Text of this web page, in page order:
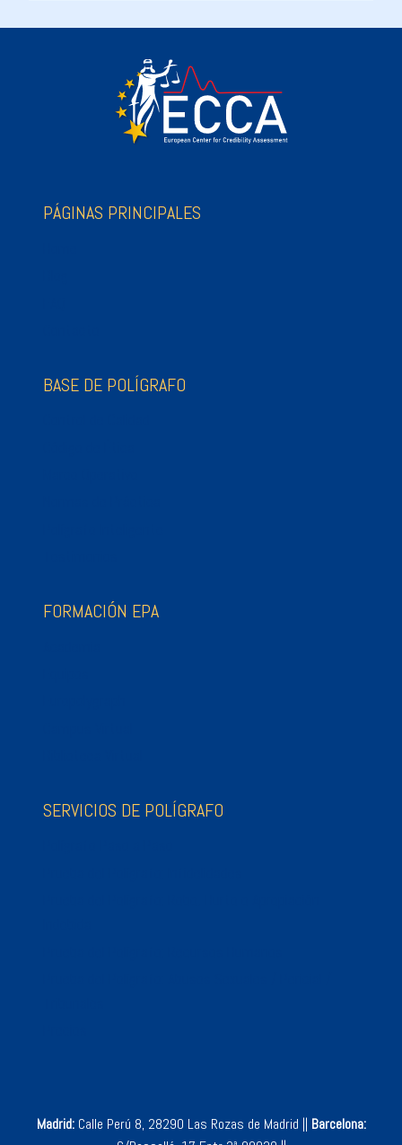
PÁGINAS PRINCIPALES
BASE DE POLÍGRAFO
FORMACIÓN EPA
SERVICIOS DE POLÍGRAFO
Madrid: Calle Perú 8, 28290 Las Rozas de Madrid || Barcelona: